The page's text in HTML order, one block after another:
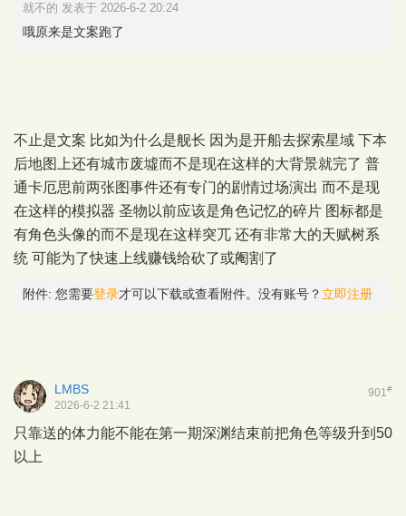
就不的 发表于 2026-6-2 20:24
哦原来是文案跑了
不止是文案 比如为什么是舰长 因为是开船去探索星域 下本
后地图上还有城市废墟而不是现在这样的大背景就完了 普
通卡厄思前两张图事件还有专门的剧情过场演出 而不是现
在这样的模拟器 圣物以前应该是角色记忆的碎片 图标都是
有角色头像的而不是现在这样突兀 还有非常大的天赋树系
统 可能为了快速上线赚钱给砍了或阉割了
附件: 您需要登录才可以下载或查看附件。没有账号？ 立即注册
901#
LMBS
2026-6-2 21:41
只靠送的体力能不能在第一期深渊结束前把角色等级升到50
以上